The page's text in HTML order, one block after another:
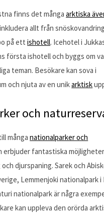
finns det mångaarktiska
allt från
på ettishotell. Icehotel i
första ishotell och byggs om
teman. Besökare kan sova i
och njuta av en unikarktisk
och
månganationalparker och
erbjuder fantastiska
djurspaning. Sarek och
Lemmenjoki nationalpark i
nationalpark är några
kan uppleva den orörda